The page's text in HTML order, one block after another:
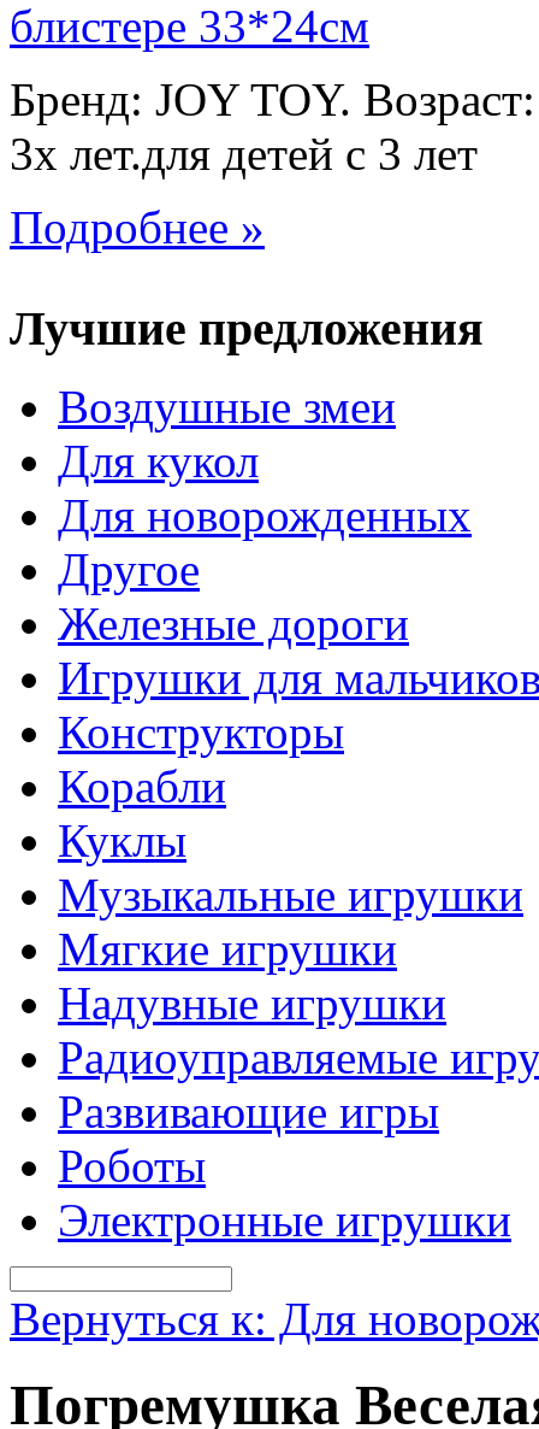
Бренд: JOY TOY.
3х лет.для детей с 3 лет
Подробнее »
Лучшие предложения
Воздушные змеи
Для кукол
Для новорожденных
Другое
Железные дороги
Игрушки для
Конструкторы
Корабли
Куклы
Музыкальные игрушки
Мягкие игрушки
Надувные игрушки
Радиоуправляемые
Развивающие игры
Роботы
Электронные игрушки
Вернуться к: Для
Погремушка